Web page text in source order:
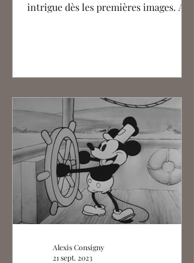
intrigue dès les premières images. Aux
Alexis Consigny
21 sept. 2023